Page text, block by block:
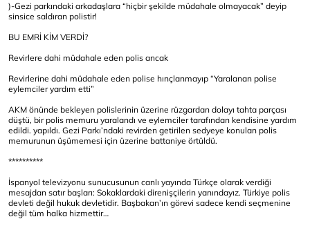
)-Gezi parkındaki arkadaşlara “hiçbir şekilde müdahale olmayacak” deyip
sinsice saldıran polistir!
BU EMRİ KİM VERDİ?
Revirlere dahi müdahale eden polis ancak
Revirlerine dahi müdahale eden polise hınçlanmayıp “Yaralanan polise
eylemciler yardım etti”
AKM önünde bekleyen polislerinin üzerine rüzgardan dolayı tahta parçası
düştü, bir polis memuru yaralandı ve eylemciler tarafından kendisine yardım
edildi. yapıldı. Gezi Parkı’ndaki revirden getirilen sedyeye konulan polis
memurunun üşümemesi için üzerine battaniye örtüldü.
**********
İspanyol televizyonu sunucusunun canlı yayında Türkçe olarak verdiği
mesajdan satır başları: Sokaklardaki direnişçilerin yanındayız. Türkiye polis
devleti değil hukuk devletidir. Başbakan’ın görevi sadece kendi seçmenine
değil tüm halka hizmettir…